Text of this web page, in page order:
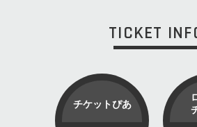
TICKET
チケットぴあ